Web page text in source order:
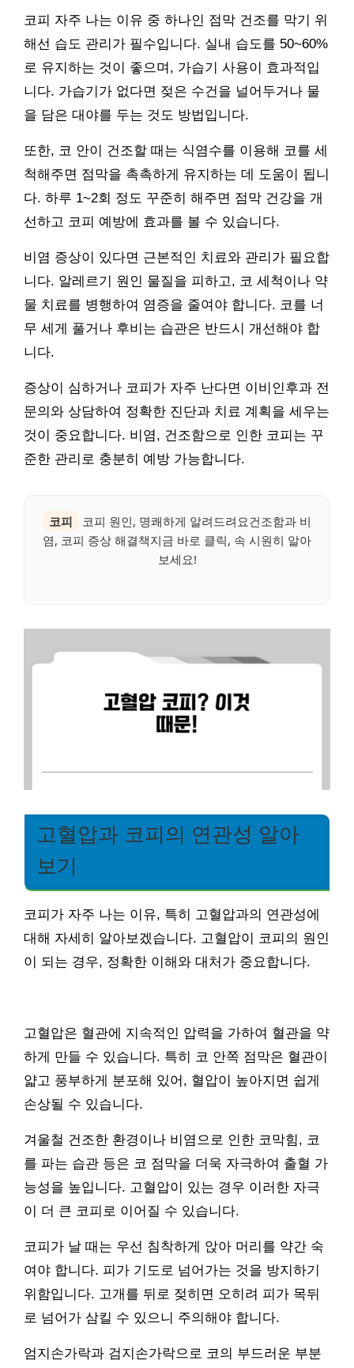
코피 자주 나는 이유 중 하나인 점막 건조를 막기 위
해선 습도 관리가 필수입니다. 실내 습도를 50~60%
로 유지하는 것이 좋으며, 가습기 사용이 효과적입
니다. 가습기가 없다면 젖은 수건을 널어두거나 물
을 담은 대야를 두는 것도 방법입니다.
또한, 코 안이 건조할 때는 식염수를 이용해 코를 세
척해주면 점막을 촉촉하게 유지하는 데 도움이 됩니
다. 하루 1~2회 정도 꾸준히 해주면 점막 건강을 개
선하고 코피 예방에 효과를 볼 수 있습니다.
비염 증상이 있다면 근본적인 치료와 관리가 필요합
니다. 알레르기 원인 물질을 피하고, 코 세척이나 약
물 치료를 병행하여 염증을 줄여야 합니다. 코를 너
무 세게 풀거나 후비는 습관은 반드시 개선해야 합
니다.
증상이 심하거나 코피가 자주 난다면 이비인후과 전
문의와 상담하여 정확한 진단과 치료 계획을 세우는
것이 중요합니다. 비염, 건조함으로 인한 코피는 꾸
준한 관리로 충분히 예방 가능합니다.
코피
코피 원인, 명쾌하게 알려드려요건조함과 비
염, 코피 증상 해결책지금 바로 클릭, 속 시원히 알아
보세요!
고혈압과 코피의 연관성 알아
보기
코피가 자주 나는 이유, 특히 고혈압과의 연관성에
대해 자세히 알아보겠습니다. 고혈압이 코피의 원인
이 되는 경우, 정확한 이해와 대처가 중요합니다.
고혈압은 혈관에 지속적인 압력을 가하여 혈관을 약
하게 만들 수 있습니다. 특히 코 안쪽 점막은 혈관이
얇고 풍부하게 분포해 있어, 혈압이 높아지면 쉽게
손상될 수 있습니다.
겨울철 건조한 환경이나 비염으로 인한 코막힘, 코
를 파는 습관 등은 코 점막을 더욱 자극하여 출혈 가
능성을 높입니다. 고혈압이 있는 경우 이러한 자극
이 더 큰 코피로 이어질 수 있습니다.
코피가 날 때는 우선 침착하게 앉아 머리를 약간 숙
여야 합니다. 피가 기도로 넘어가는 것을 방지하기
위함입니다. 고개를 뒤로 젖히면 오히려 피가 목뒤
로 넘어가 삼킬 수 있으니 주의해야 합니다.
엄지손가락과 검지손가락으로 코의 부드러운 부분